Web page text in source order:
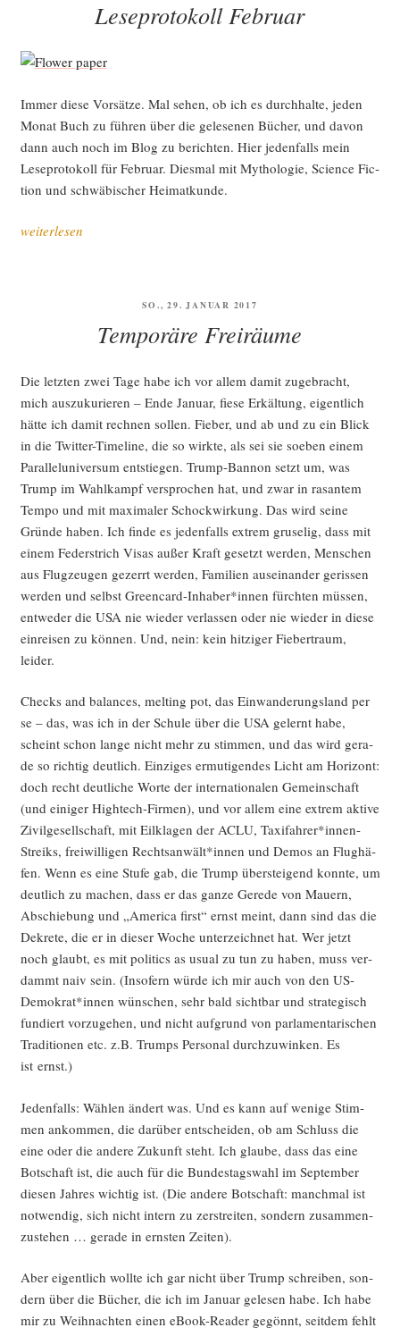
Leseprotokoll Februar
Immer die­se Vor­sät­ze. Mal sehen, ob ich es durch­hal­te, jeden
Monat Buch zu füh­ren über die gele­se­nen Bücher, und davon
dann auch noch im Blog zu berich­ten. Hier jeden­falls mein
Lese­pro­to­koll für Febru­ar. Dies­mal mit Mytho­lo­gie, Sci­ence Fic­
tion und schwä­bi­scher Heimatkunde.
„Lese­
weiterlesen
VERÖFFENTLICHT
SO., 29. JANUAR 2017
Temporäre Freiräume
Die letz­ten zwei Tage habe ich vor allem damit zuge­bracht,
mich aus­zu­ku­rie­ren – Ende Janu­ar, fie­se Erkäl­tung, eigent­lich
hät­te ich damit rech­nen sol­len. Fie­ber, und ab und zu ein Blick
in die Twit­ter-Time­line, die so wirk­te, als sei sie soeben einem
Par­al­lel­uni­ver­sum ent­stie­gen. Trump-Ban­non setzt um, was
Trump im Wahl­kampf ver­spro­chen hat, und zwar in rasan­tem
Tem­po und mit maxi­ma­ler Schock­wir­kung. Das wird sei­ne
Grün­de haben. Ich fin­de es jeden­falls extrem gru­se­lig, dass mit
einem Feder­strich Visas außer Kraft gesetzt wer­den, Men­schen
aus Flug­zeu­gen gezerrt wer­den, Fami­li­en aus­ein­an­der geris­sen
wer­den und selbst Greencard-Inhaber*innen fürch­ten müs­sen,
ent­we­der die USA nie wie­der ver­las­sen oder nie wie­der in die­se
ein­rei­sen zu kön­nen. Und, nein: kein hit­zi­ger Fie­ber­traum,
leider.
Checks and balan­ces, mel­ting pot, das Ein­wan­de­rungs­land per
se – das, was ich in der Schu­le über die USA gelernt habe,
scheint schon lan­ge nicht mehr zu stim­men, und das wird gera­
de so rich­tig deut­lich. Ein­zi­ges ermu­ti­gen­des Licht am Hori­zont:
doch recht deut­li­che Wor­te der inter­na­tio­na­len Gemein­schaft
(und eini­ger High­tech-Fir­men), und vor allem eine extrem akti­ve
Zivil­ge­sell­schaft, mit Eil­kla­gen der ACLU, Taxifahrer*innen-
Streiks, frei­wil­li­gen Rechtsanwält*innen und Demos an Flug­hä­
fen. Wenn es eine Stu­fe gab, die Trump über­stei­gend konn­te, um
deut­lich zu machen, dass er das gan­ze Gere­de von Mau­ern,
Abschie­bung und „Ame­ri­ca first“ ernst meint, dann sind das die
Dekre­te, die er in die­ser Woche unter­zeich­net hat. Wer jetzt
noch glaubt, es mit poli­tics as usu­al zu tun zu haben, muss ver­
dammt naiv sein. (Inso­fern wür­de ich mir auch von den US-
Demokrat*innen wün­schen, sehr bald sicht­bar und stra­te­gisch
fun­diert vor­zu­ge­hen, und nicht auf­grund von par­la­men­ta­ri­schen
Tra­di­tio­nen etc. z.B. Trumps Per­so­nal durch­zu­win­ken. Es
ist ernst.)
Jeden­falls: Wäh­len ändert was. Und es kann auf weni­ge Stim­
men ankom­men, die dar­über ent­schei­den, ob am Schluss die
eine oder die ande­re Zukunft steht. Ich glau­be, dass das eine
Bot­schaft ist, die auch für die Bun­des­tags­wahl im Sep­tem­ber
die­sen Jah­res wich­tig ist. (Die ande­re Bot­schaft: manch­mal ist
not­wen­dig, sich nicht intern zu zer­strei­ten, son­dern zusam­men­
zu­ste­hen … gera­de in erns­ten Zeiten).
Aber eigent­lich woll­te ich gar nicht über Trump schrei­ben, son­
dern über die Bücher, die ich im Janu­ar gele­sen habe. Ich habe
mir zu Weih­nach­ten einen eBook-Rea­der gegönnt, seit­dem fehlt